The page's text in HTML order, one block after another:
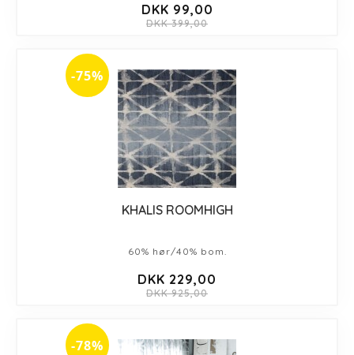
DKK 99,00
DKK 399,00
-75%
KHALIS ROOMHIGH
60% hør/40% bom.
DKK 229,00
DKK 925,00
-78%